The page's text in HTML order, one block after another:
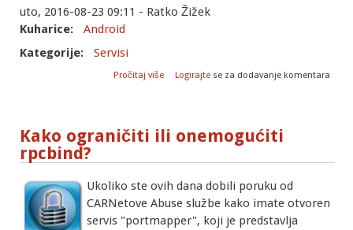
uto, 2016-08-23 09:11 - Ratko Žižek
Kuharice:
Android
Kategorije:
Servisi
Pročitaj više
o SSHELPER - Secure shell server za
Logirajte se za dodavanje komentara
Kako ograničiti ili onemogućiti
rpcbind?
Ukoliko ste ovih dana dobili poruku od
CARNetove Abuse službe kako imate otvoren
servis "portmapper", koji je predstavlja